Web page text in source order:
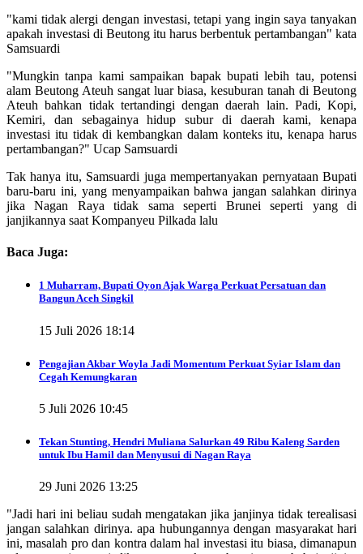
"kami tidak alergi dengan investasi, tetapi yang ingin saya tanyakan
apakah investasi di Beutong itu harus berbentuk pertambangan" kata
Samsuardi
"Mungkin tanpa kami sampaikan bapak bupati lebih tau, potensi
alam Beutong Ateuh sangat luar biasa, kesuburan tanah di Beutong
Ateuh bahkan tidak tertandingi dengan daerah lain. Padi, Kopi,
Kemiri, dan sebagainya hidup subur di daerah kami, kenapa
investasi itu tidak di kembangkan dalam konteks itu, kenapa harus
pertambangan?" Ucap Samsuardi
Tak hanya itu, Samsuardi juga mempertanyakan pernyataan Bupati
baru-baru ini, yang menyampaikan bahwa jangan salahkan dirinya
jika Nagan Raya tidak sama seperti Brunei seperti yang di
janjikannya saat Kompanyeu Pilkada lalu
Baca Juga:
1 Muharram, Bupati Oyon Ajak Warga Perkuat Persatuan dan
Bangun Aceh Singkil
15 Juli 2026 18:14
Pengajian Akbar Woyla Jadi Momentum Perkuat Syiar Islam dan
Cegah Kemungkaran
5 Juli 2026 10:45
Tekan Stunting, Hendri Muliana Salurkan 49 Ribu Kaleng Sarden
untuk Ibu Hamil dan Menyusui di Nagan Raya
29 Juni 2026 13:25
"Jadi hari ini beliau sudah mengatakan jika janjinya tidak terealisasi
jangan salahkan dirinya. apa hubungannya dengan masyarakat hari
ini, masalah pro dan kontra dalam hal investasi itu biasa, dimanapun